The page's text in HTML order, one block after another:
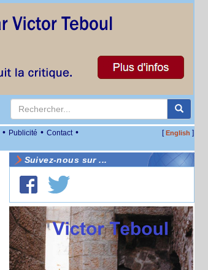
• Publicité • Contact • [English ]
Suivez-nous sur ...